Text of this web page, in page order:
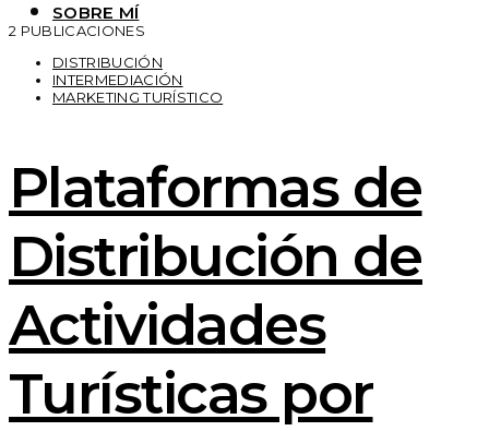
SOBRE MÍ
2 PUBLICACIONES
DISTRIBUCIÓN
INTERMEDIACIÓN
MARKETING TURÍSTICO
Plataformas de
Distribución de
Actividades
Turísticas por